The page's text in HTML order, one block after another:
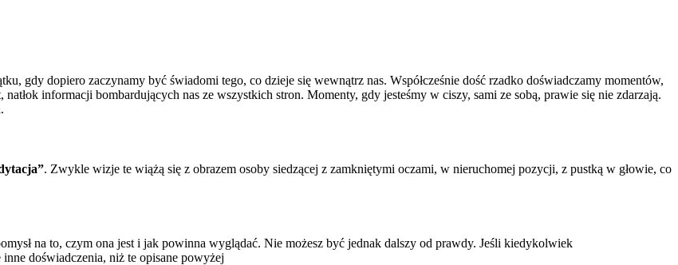
gdy dopiero zaczynamy być świadomi tego, co dzieje się wewnątrz nas. Współcześnie dość rzadko doświadczamy momentów,
informacji bombardujących nas ze wszystkich stron. Momenty, gdy jesteśmy w ciszy, sami ze sobą, prawie się nie zdarzają.
.
. Zwykle wizje te wiążą się z obrazem osoby siedzącej z zamkniętymi oczami, w nieruchomej pozycji, z pustką w głowie, co
na to, czym ona jest i jak powinna wyglądać. Nie możesz być jednak dalszy od prawdy. Jeśli kiedykolwiek
inne doświadczenia, niż te opisane powyżej